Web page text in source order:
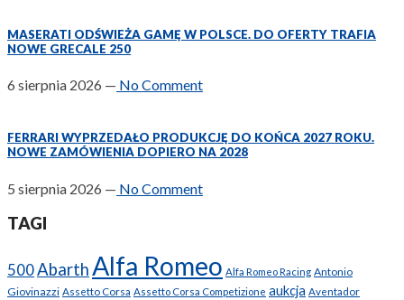
MASERATI ODŚWIEŻA GAMĘ W POLSCE. DO OFERTY TRAFIA
NOWE GRECALE 250
6 sierpnia 2026 — No Comment
FERRARI WYPRZEDAŁO PRODUKCJĘ DO KOŃCA 2027 ROKU.
NOWE ZAMÓWIENIA DOPIERO NA 2028
5 sierpnia 2026 — No Comment
TAGI
500AbarthAlfa Romeo Alfa Romeo Racing Antonio
Giovinazzi Assetto Corsa Assetto Corsa Competizione aukcja Aventador